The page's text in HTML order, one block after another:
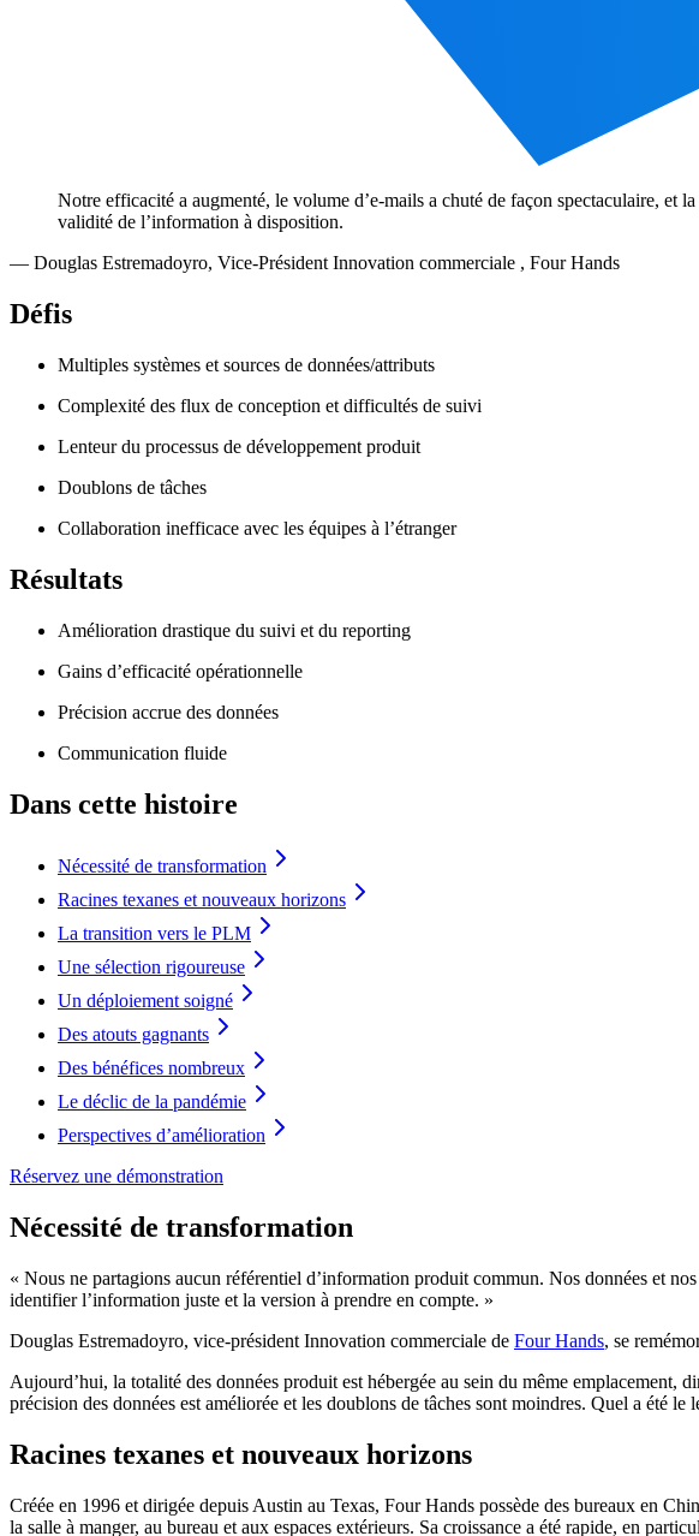
Notre efficacité a augmenté, le volume d’e-mails a chuté de façon spectaculaire, et
validité de l’information à disposition.
— Douglas Estremadoyro, Vice-Président Innovation commerciale , Four Hands
Défis
Multiples systèmes et sources de données/attributs
Complexité des flux de conception et difficultés de suivi
Lenteur du processus de développement produit
Doublons de tâches
Collaboration inefficace avec les équipes à l’étranger
Résultats
Amélioration drastique du suivi et du reporting
Gains d’efficacité opérationnelle
Précision accrue des données
Communication fluide
Dans cette histoire
Nécessité de transformation
Racines texanes et nouveaux horizons
La transition vers le PLM
Une sélection rigoureuse
Un déploiement soigné
Des atouts gagnants
Des bénéfices nombreux
Le déclic de la pandémie
Perspectives d’amélioration
Réservez une démonstration
Nécessité de transformation
« Nous ne partagions aucun référentiel d’information produit commun. Nos données et
identifier l’information juste et la version à prendre en compte. »
Douglas Estremadoyro, vice-président Innovation commerciale de Four Hands, se
Aujourd’hui, la totalité des données produit est hébergée au sein du même emplacement,
précision des données est améliorée et les doublons de tâches sont moindres. Quel a été le
Racines texanes et nouveaux horizons
Créée en 1996 et dirigée depuis Austin au Texas, Four Hands possède des bureaux en
la salle à manger, au bureau et aux espaces extérieurs. Sa croissance a été rapide, en